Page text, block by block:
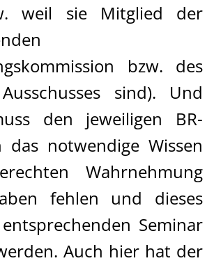
weil sie Mitglied der
bzw. des
sind). Und
den jeweiligen BR-
das notwendige Wissen
Wahrnehmung
fehlen und dieses
Seminar
Auch hier hat der